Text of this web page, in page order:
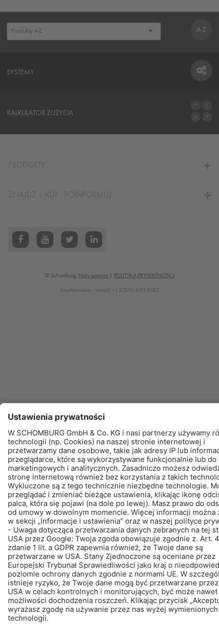
A-Z
SYSTEMY
KALKULATOR ZUŻYCIA
© Schomburg. Noty prawne POLITYKA PRYWATNOŚCI
Projektowanie i rozwój +| LOUIS INTERNET